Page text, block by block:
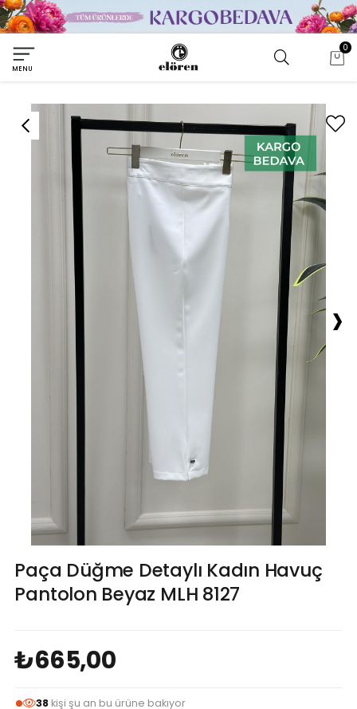
MENU
0
›
Paça Düğme Detaylı Kadın Havuç
Pantolon Beyaz MLH 8127
₺665,00
38 kişi şu an bu ürüne bakıyor